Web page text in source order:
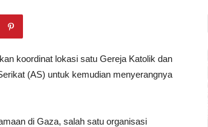
koordinat lokasi satu Gereja Katolik dan
(AS) untuk kemudian menyerangnya
di Gaza, salah satu organisasi